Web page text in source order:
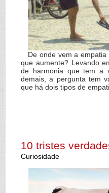
De onde vem a empatia
que aumente? Levando
de harmonia que tem a
demais, a pergunta tem
que há dois tipos de
10 tristes
Curiosidade